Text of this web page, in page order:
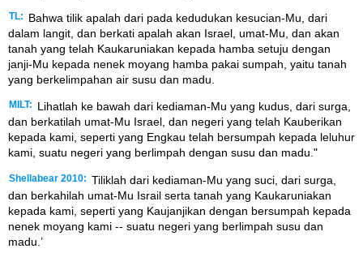
TL:
Bahwa tilik apalah dari pada kedudukan kesucian-Mu, dari
dalam langit, dan berkati apalah akan Israel, umat-Mu, dan akan
tanah yang telah Kaukaruniakan kepada hamba setuju dengan
janji-Mu kepada nenek moyang hamba pakai sumpah, yaitu tanah
yang berkelimpahan air susu dan madu.
MILT:
Lihatlah ke bawah dari kediaman-Mu yang kudus, dari surga,
dan berkatilah umat-Mu Israel, dan negeri yang telah Kauberikan
kepada kami, seperti yang Engkau telah bersumpah kepada leluhur
kami, suatu negeri yang berlimpah dengan susu dan madu."
Shellabear 2010: Tiliklah dari kediaman-Mu yang suci, dari surga,
dan berkahilah umat-Mu Israil serta tanah yang Kaukaruniakan
kepada kami, seperti yang Kaujanjikan dengan bersumpah kepada
nenek moyang kami -- suatu negeri yang berlimpah susu dan
madu.’